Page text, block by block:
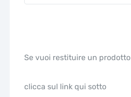
Se vuoi restituire un prodotto
clicca sul link qui sotto